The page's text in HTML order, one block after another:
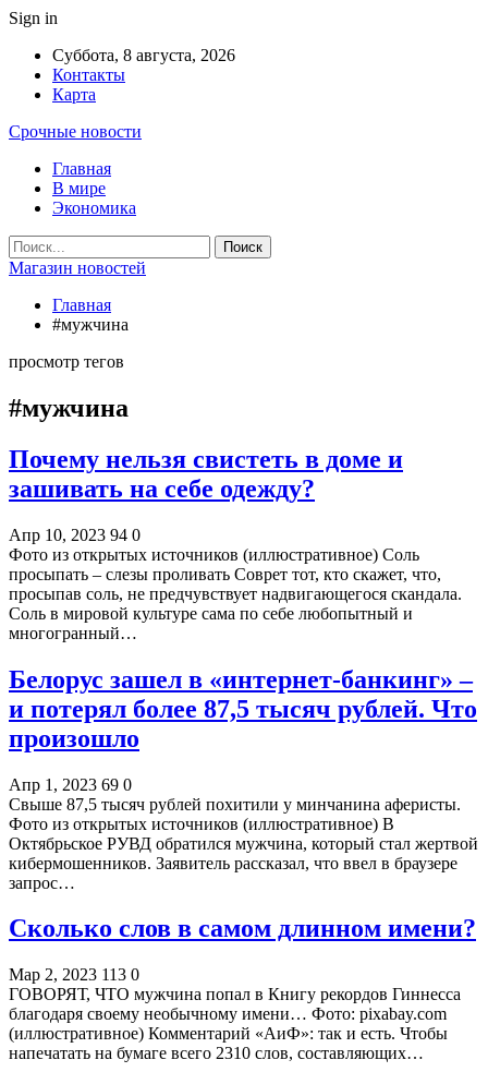
Sign in
Суббота, 8 августа, 2026
Контакты
Карта
Срочные новости
Главная
В мире
Экономика
Магазин новостей
Главная
#мужчина
просмотр тегов
#мужчина
Почему нельзя свистеть в доме и
зашивать на себе одежду?
Апр 10, 2023 94 0
Фото из открытых источников (иллюстративное) Соль
просыпать – слезы проливать Соврет тот, кто скажет, что,
просыпав соль, не предчувствует надвигающегося скандала.
Соль в мировой культуре сама по себе любопытный и
многогранный…
Белорус зашел в «интернет-банкинг» –
и потерял более 87,5 тысяч рублей. Что
произошло
Апр 1, 2023 69 0
Свыше 87,5 тысяч рублей похитили у минчанина аферисты.
Фото из открытых источников (иллюстративное) В
Октябрьское РУВД обратился мужчина, который стал жертвой
кибермошенников. Заявитель рассказал, что ввел в браузере
запрос…
Сколько слов в самом длинном имени?
Мар 2, 2023 113 0
ГОВОРЯТ, ЧТО мужчина попал в Книгу рекордов Гиннесса
благодаря своему необычному имени… Фото: pixabay.com
(иллюстративное) Комментарий «АиФ»: так и есть. Чтобы
напечатать на бумаге всего 2310 слов, составляющих…